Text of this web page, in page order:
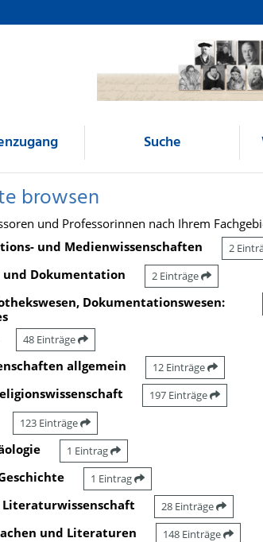
Suche
browsen
und Professorinnen nach Ihrem
und Medienwissenschaften
2
Dokumentation 2 Einträge
Dokumentationswesen:
48 Einträge
allgemein 12 Einträge
197 Einträge
123 Einträge
1 Eintrag
1 Eintrag
Literaturwissenschaft 28 Einträge
und Literaturen 148 Einträge